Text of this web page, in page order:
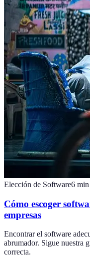
Elección de Software6 min
Cómo escoger
empresas
Encontrar el software
abrumador. Sigue nuestra
correcta.